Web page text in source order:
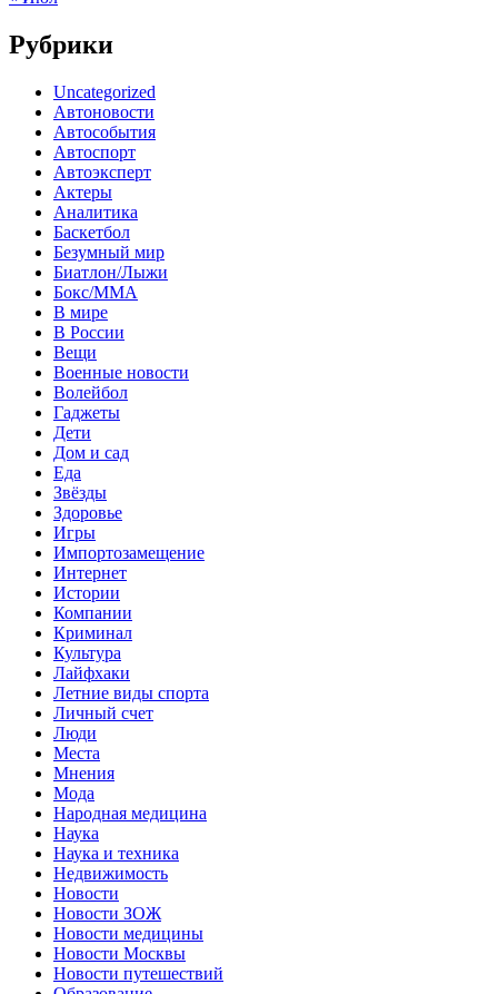
Рубрики
Uncategorized
Автоновости
Автособытия
Автоспорт
Автоэксперт
Актеры
Аналитика
Баскетбол
Безумный мир
Биатлон/Лыжи
Бокс/MMA
В мире
В России
Вещи
Военные новости
Волейбол
Гаджеты
Дети
Дом и сад
Еда
Звёзды
Здоровье
Игры
Импортозамещение
Интернет
Истории
Компании
Криминал
Культура
Лайфхаки
Летние виды спорта
Личный счет
Люди
Места
Мнения
Мода
Народная медицина
Наука
Наука и техника
Недвижимость
Новости
Новости ЗОЖ
Новости медицины
Новости Москвы
Новости путешествий